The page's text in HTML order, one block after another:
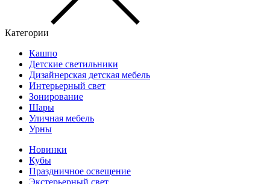
Категории
Кашпо
Детские светильники
Дизайнерская детская мебель
Интерьерный свет
Зонирование
Шары
Уличная мебель
Урны
Новинки
Кубы
Праздничное освещение
Экстерьерный свет